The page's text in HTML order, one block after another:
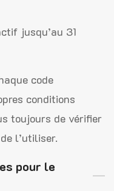
jusqu’au 31
code
conditions
toujours de vérifier
l’utiliser.
pour le